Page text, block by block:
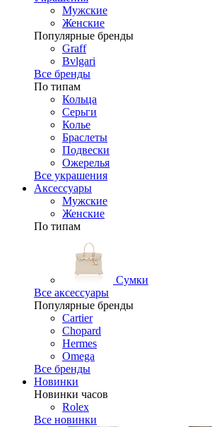
Мужские
Женские
Популярные бренды
Graff
Bvlgari
Все бренды
По типам
Кольца
Серьги
Колье
Браслеты
Подвески
Ожерелья
Все украшения
Аксессуары
Мужские
Женские
По типам
Сумки
Все аксессуары
Популярные бренды
Cartier
Chopard
Hermes
Omega
Все бренды
Новинки
Новинки часов
Rolex
Все новинки